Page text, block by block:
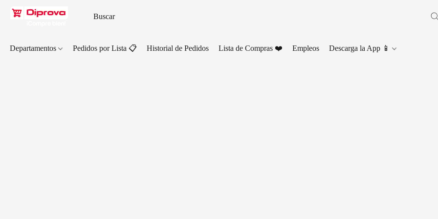
Departamentos Pedidos por Lista 📋 Historial de Pedidos Lista de Compras ❤️ Empleos Descarga la App 📱